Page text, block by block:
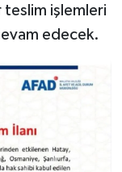
teslim işlemleri
edecek.